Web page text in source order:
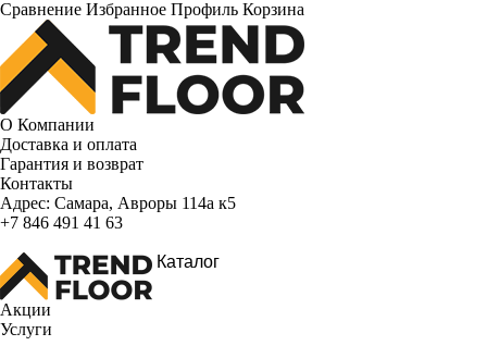
Сравнение Избранное Профиль Корзина
О Компании
Доставка и оплата
Гарантия и возврат
Контакты
Адрес: Самара, Авроры 114а к5
+7 846 491 41 63
Каталог
Акции
Услуги